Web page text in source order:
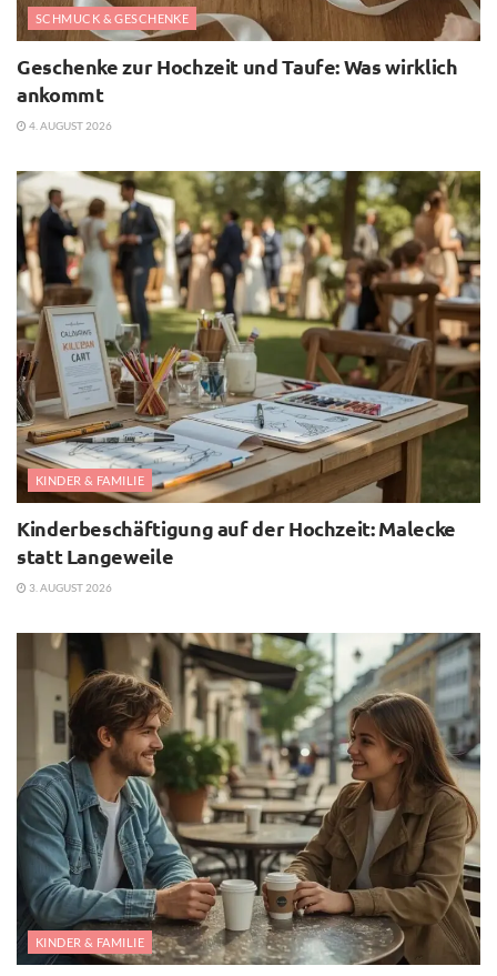
SCHMUCK & GESCHENKE
Geschenke zur Hochzeit und Taufe: Was wirklich
ankommt
4. AUGUST 2026
KINDER & FAMILIE
Kinderbeschäftigung auf der Hochzeit: Malecke
statt Langeweile
3. AUGUST 2026
KINDER & FAMILIE